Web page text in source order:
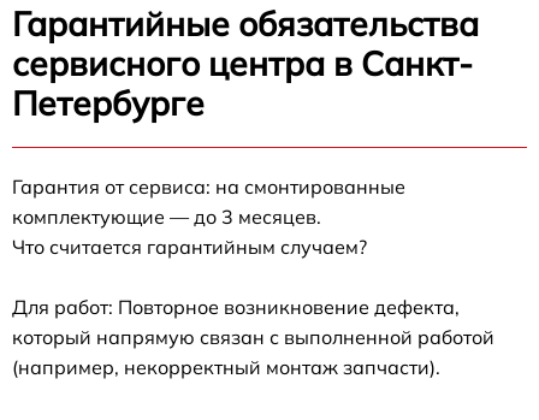
Гарантийные обязательства
сервисного центра в Санкт-
Петербурге
Гарантия от сервиса: на смонтированные
комплектующие — до 3 месяцев.
Что считается гарантийным случаем?
Для работ: Повторное возникновение дефекта,
который напрямую связан с выполненной работой
(например, некорректный монтаж запчасти).